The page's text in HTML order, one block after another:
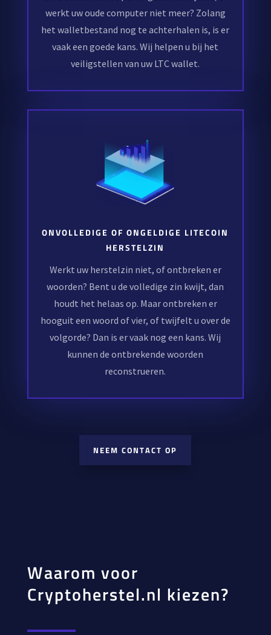
werkt uw oude computer niet meer? Zolang
het walletbestand nog te achterhalen is, is er
vaak een goede kans. Wij helpen u bij het
veiligstellen van uw LTC wallet.
ONVOLLEDIGE OF ONGELDIGE LITECOIN
HERSTELZIN
Werkt uw herstelzin niet, of ontbreken er
woorden? Bent u de volledige zin kwijt, dan
houdt het helaas op. Maar ontbreken er
hooguit een woord of vier, of twijfelt u over de
volgorde? Dan is er vaak nog een kans. Wij
kunnen de ontbrekende woorden
reconstrueren.
NEEM CONTACT OP
Waarom voor
Cryptoherstel.nl kiezen?